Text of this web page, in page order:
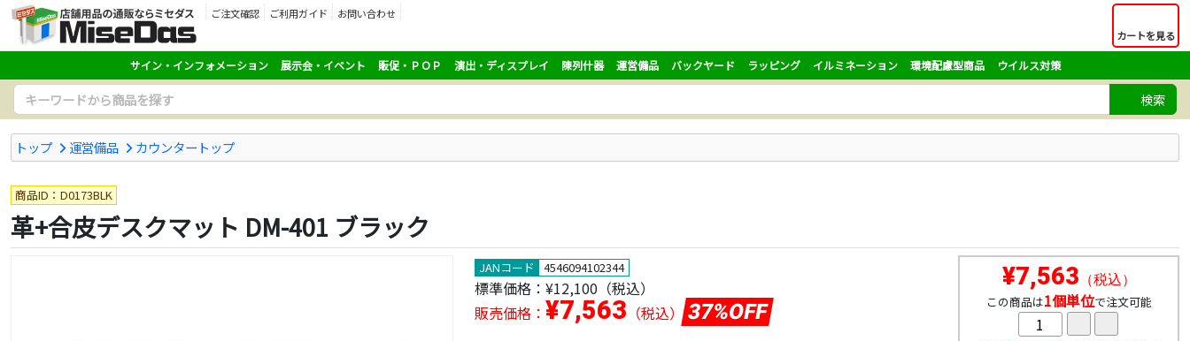
ご注文確認 ご利用ガイド
お問い合わせ
カートを見る
サイン・インフォメーション 展示会・イベント 販促・ＰＯＰ 演出・ディスプレイ 陳列什器 運営備品 バックヤード ラッピング イルミネーション 環境配慮型商品 ウイルス対策
検索
トップ 運営備品 カウンタートップ
商品ID：D0173BLK
革+合皮デスクマット DM-401 ブラック
JANコード 4546094102344
標準価格： ¥12,100 （税込）
販売価格： ¥7,563 （税込） 37%OFF
¥7,563 （税込）
この商品は1個単位で注文可能